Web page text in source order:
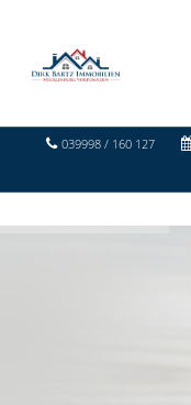
039998 / 160 127